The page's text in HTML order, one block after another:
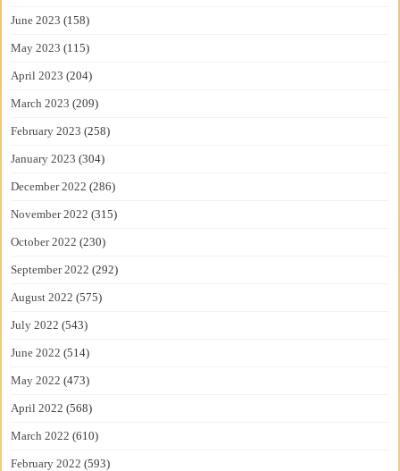
June 2023 (158)
May 2023 (115)
April 2023 (204)
March 2023 (209)
February 2023 (258)
January 2023 (304)
December 2022 (286)
November 2022 (315)
October 2022 (230)
September 2022 (292)
August 2022 (575)
July 2022 (543)
June 2022 (514)
May 2022 (473)
April 2022 (568)
March 2022 (610)
February 2022 (593)